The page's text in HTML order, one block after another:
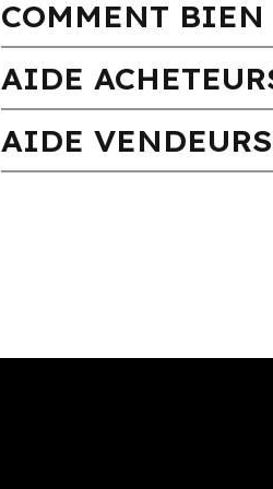
COMMENT BIEN
AIDE
AIDE VENDEURS